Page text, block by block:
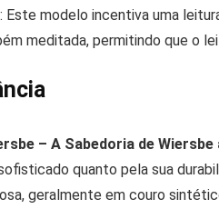
: Este modelo incentiva uma
meditada, permitindo que o
– A Sabedoria de
quanto pela sua
geralmente em couro